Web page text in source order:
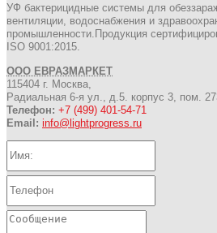
УФ бактерицидные системы для
вентиляции, водоснабжения и
промышленности.Продукция
ISO 9001:2015.
ООО ЕВРАЗМАРКЕТ
115404 г. Москва,
Радиальная 6-я ул., д.5. корпус 3, пом.
Телефон: +7 (499) 401-54-71
Email: info@lightprogress.ru